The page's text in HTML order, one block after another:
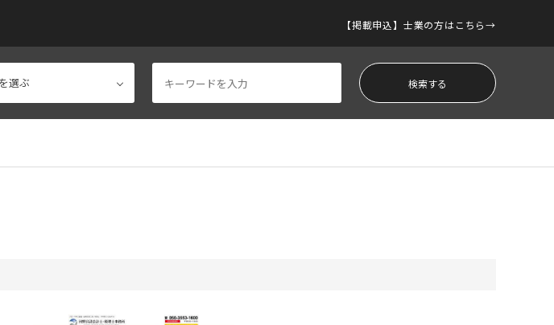
【掲載申込】士業の方はこちら